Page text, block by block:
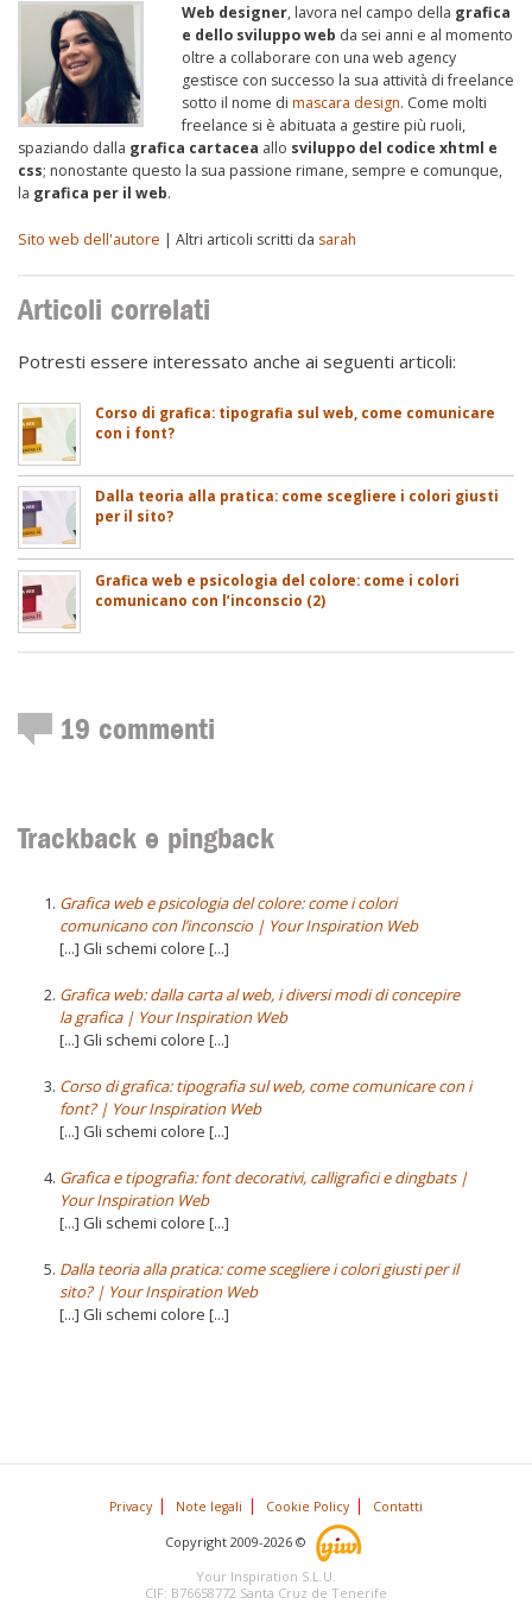
Web designer, lavora nel campo della grafica
e dello sviluppo web da sei anni e al momento
oltre a collaborare con una web agency
gestisce con successo la sua attività di freelance
sotto il nome di mascara design. Come molti
freelance si è abituata a gestire più ruoli,
spaziando dalla grafica cartacea allo sviluppo del codice xhtml e
css; nonostante questo la sua passione rimane, sempre e comunque,
la grafica per il web.
Sito web dell'autore | Altri articoli scritti da sarah
Articoli correlati
Potresti essere interessato anche ai seguenti articoli:
Corso di grafica: tipografia sul web, come comunicare
con i font?
Dalla teoria alla pratica: come scegliere i colori giusti
per il sito?
Grafica web e psicologia del colore: come i colori
comunicano con l’inconscio (2)
19 commenti
Trackback e pingback
Grafica web e psicologia del colore: come i colori
comunicano con l’inconscio | Your Inspiration Web
[...] Gli schemi colore [...]
Grafica web: dalla carta al web, i diversi modi di concepire
la grafica | Your Inspiration Web
[...] Gli schemi colore [...]
Corso di grafica: tipografia sul web, come comunicare con i
font? | Your Inspiration Web
[...] Gli schemi colore [...]
Grafica e tipografia: font decorativi, calligrafici e dingbats |
Your Inspiration Web
[...] Gli schemi colore [...]
Dalla teoria alla pratica: come scegliere i colori giusti per il
sito? | Your Inspiration Web
[...] Gli schemi colore [...]
Privacy Note legali Cookie Policy Contatti
Copyright 2009-2026 ©
Your Inspiration S.L.U.
CIF: B76658772 Santa Cruz de Tenerife